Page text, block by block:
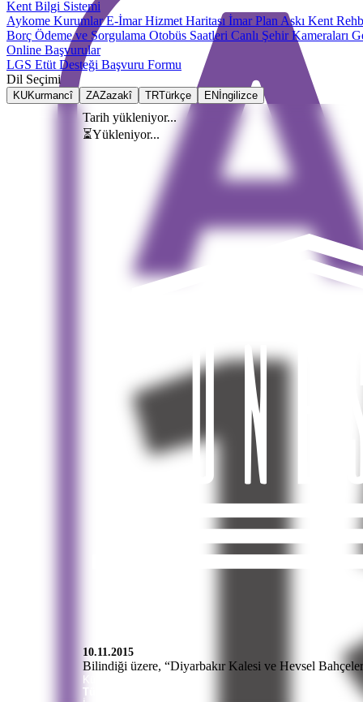
Kent Bilgi Sistemi
Aykome Kurumlar E-İmar Hizmet Haritası İmar Plan Askı Kent
Borç Ödeme ve Sorgulama Otobüs Saatleri Canlı Şehir Kameraları
Online Başvurular
LGS Etüt Desteği Başvuru Formu
Dil Seçimi
KUKurmancî ZAZazakî TRTürkçe EN İngilizce
Tarih yükleniyor...
⏳Yükleniyor...
10.11.2015
Bilindiği üzere, “Diyarbakır Kalesi ve Hevsel
Kürtçe
Türkçe